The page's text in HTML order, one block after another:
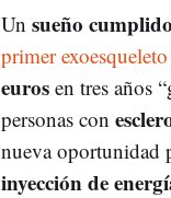
Un sueño cumplido
primer
euros en tres años
personas con
nueva oportunidad
inyección de